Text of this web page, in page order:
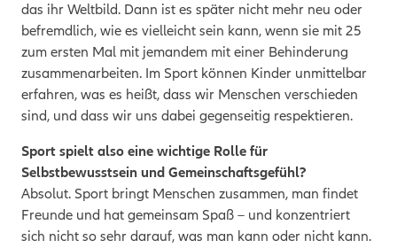
das ihr Weltbild. Dann ist es später nicht mehr neu oder
befremdlich, wie es vielleicht sein kann, wenn sie mit 25
zum ersten Mal mit jemandem mit einer Behinderung
zusammenarbeiten. Im Sport können Kinder unmittelbar
erfahren, was es heißt, dass wir Menschen verschieden
sind, und dass wir uns dabei gegenseitig respektieren.
Sport spielt also eine wichtige Rolle für
Selbstbewusstsein und Gemeinschaftsgefühl?
Absolut. Sport bringt Menschen zusammen, man findet
Freunde und hat gemeinsam Spaß – und konzentriert
sich nicht so sehr darauf, was man kann oder nicht kann.